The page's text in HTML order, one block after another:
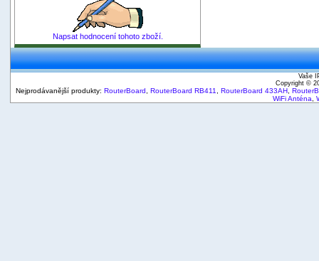
Napsat hodnocení tohoto zboží.
Vaše
Copyright ©
Nejprodávanější produkty: RouterBoard RouterBoard RB411 RouterBoard 433AH
WiFi Anténa